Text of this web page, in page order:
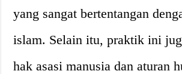
yang sangat bertentangan
islam. Selain itu, praktik ini
hak asasi manusia dan aturan